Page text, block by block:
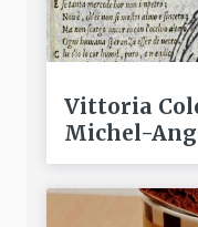
Vittoria
Michel-